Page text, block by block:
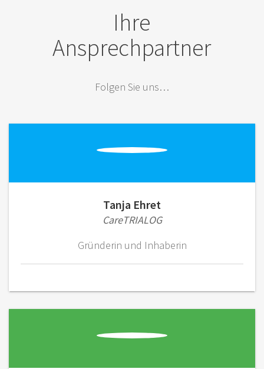
Ihre
Ansprechpartner
Folgen Sie uns…
Tanja Ehret
CareTRIALOG
Gründerin und Inhaberin